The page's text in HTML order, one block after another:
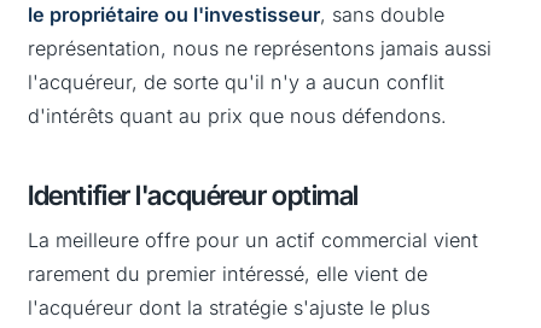
le propriétaire ou l'investisseur, sans double
représentation, nous ne représentons jamais aussi
l'acquéreur, de sorte qu'il n'y a aucun conflit
d'intérêts quant au prix que nous défendons.
Identifier l'acquéreur optimal
La meilleure offre pour un actif commercial vient
rarement du premier intéressé, elle vient de
l'acquéreur dont la stratégie s'ajuste le plus